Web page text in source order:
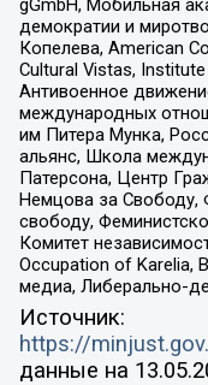
gGmbH, Мобильная
демократии и
Копелева, American
Cultural Vistas,
Антивоенное
международных
им Питера Мунка,
альянс, Школа
Патерсона, Центр
Немцова за Свободу,
свободу,
Комитет
Occupation of Karelia,
медиа, Либерально-
Источник:
https://
данные на